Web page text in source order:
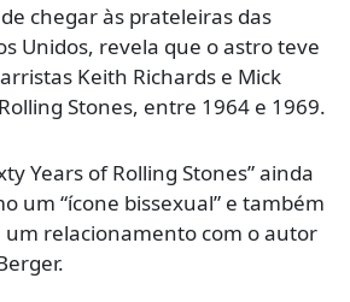
chegar às prateleiras das
Unidos, revela que o astro teve
Keith Richards e Mick
Stones, entre 1964 e 1969.
Years of Rolling Stones” ainda
um “ícone bissexual” e também
um relacionamento com o autor